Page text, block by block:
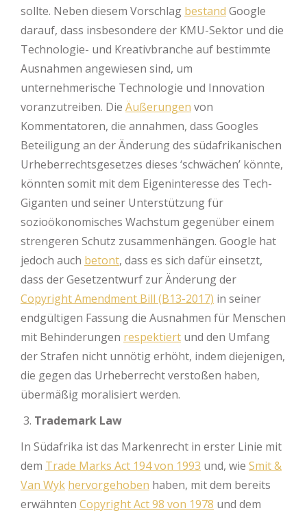
sollte. Neben diesem Vorschlag bestand Google
darauf, dass insbesondere der KMU-Sektor und die
Technologie- und Kreativbranche auf bestimmte
Ausnahmen angewiesen sind, um
unternehmerische Technologie und Innovation
voranzutreiben. Die Äußerungen von
Kommentatoren, die annahmen, dass Googles
Beteiligung an der Änderung des südafrikanischen
Urheberrechtsgesetzes dieses ‘schwächen’ könnte,
könnten somit mit dem Eigeninteresse des Tech-
Giganten und seiner Unterstützung für
sozioökonomisches Wachstum gegenüber einem
strengeren Schutz zusammenhängen. Google hat
jedoch auch betont, dass es sich dafür einsetzt,
dass der Gesetzentwurf zur Änderung der
Copyright Amendment Bill (B13-2017) in seiner
endgültigen Fassung die Ausnahmen für Menschen
mit Behinderungen respektiert und den Umfang
der Strafen nicht unnötig erhöht, indem diejenigen,
die gegen das Urheberrecht verstoßen haben,
übermäßig moralisiert werden.
Trademark Law
In Südafrika ist das Markenrecht in erster Linie mit
dem Trade Marks Act 194 von 1993 und, wie Smit &
Van Wyk hervorgehoben haben, mit dem bereits
erwähnten Copyright Act 98 von 1978 und dem